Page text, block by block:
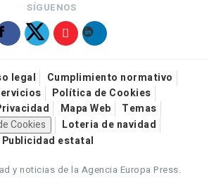
SÍGUENOS
legal
Cumplimiento normativo
Política de Cookies
Mapa Web
Temas
Cookies
Loteria de navidad
Publicidad estatal
y noticias de la Agencia Europa Press.